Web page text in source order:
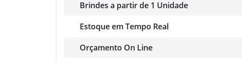
Brindes a partir de 1 Unidade
Estoque em Tempo Real
Orçamento On Line